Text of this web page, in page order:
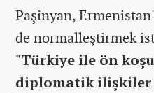
Paşinyan,
de normalleştirmek
"Türkiye ile ön
diplomatik ilişkiler